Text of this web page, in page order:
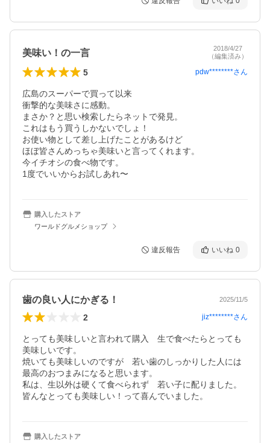
美味い！の一言
2018/4/27
（編集済み）
5 pdw********さん
広島のスーパーで買って以来
衝撃的な美味さに感動。
まさか？と思い検索したらネットで発見。
これはもう買うしかないでしょ！
お使い物として差し上げたことがあるけど
ほぼ皆さんめっちゃ美味いと言ってくれます。
今イチオシの食べ物です。
1度でいいからお試しあれ〜
購入したストア
ワールドグルメショップ
違反報告 いいね 0
歯の良い人にかぎる！ 2025/11/5
2 jiz********さん
とっても美味しいと言われて購入　生で食べたらとっても
美味しいです。
焼いても美味しいのですが　若い歯のしっかりした人には
最高のおつまみになると思います。
私は、生以外は硬くて食べられず　若い子に配りました。
皆んなとっても美味しい！って喜んでいました。
購入したストア